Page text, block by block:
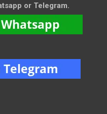
or Telegram.